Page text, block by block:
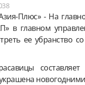
Плюс» - На
в главном
ее убранство